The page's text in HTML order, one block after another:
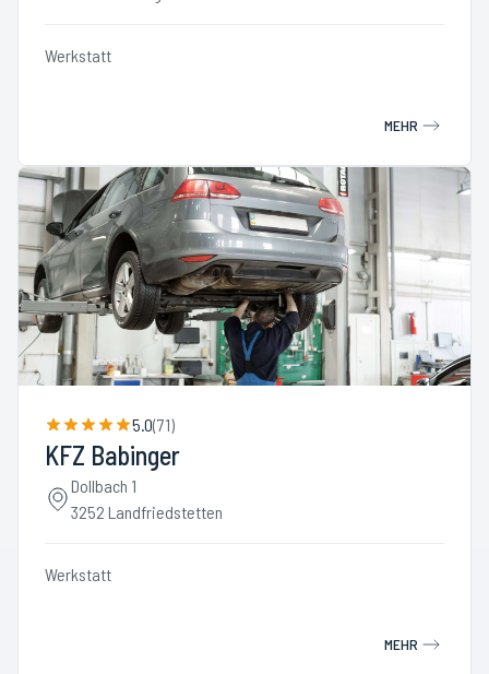
Werkstatt
MEHR
5.0(71)
KFZ Babinger
Dollbach 1
3252 Landfriedstetten
Werkstatt
MEHR